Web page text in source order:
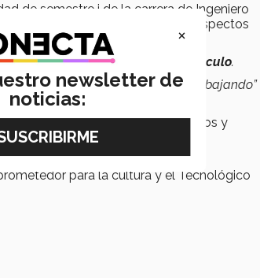
de semestre i de la carrera de Ingeniero
espectáculo, así como ejecutar aspectos
muchos horizontes en el
espectáculo.
escuelas con las que estamos trabajando”
la ópera.
, que estimula la imaginación de niños y
del público.
para la cultura y el Tecnológico
×
newsletter de
noticias: